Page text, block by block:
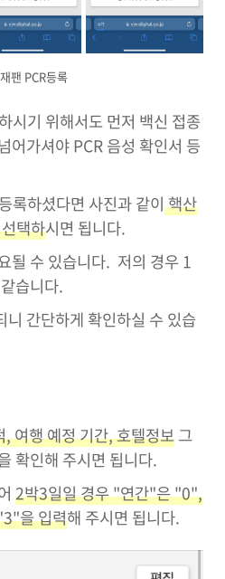
팬 PCR등록
시기 위해서도 먼저 백신 접종
어가셔야 PCR 음성 확인서 등
록하셨다면 사진과 같이핵산
택하시면 됩니다.
될 수 있습니다. 저의 경우 1
습니다.
니 간단하게 확인하실 수 있습
여행 예정 기간, 호텔정보그
확인해 주시면 됩니다.
2박3일일 경우 "연간"은 "0",
을 입력해 주시면 됩니다.